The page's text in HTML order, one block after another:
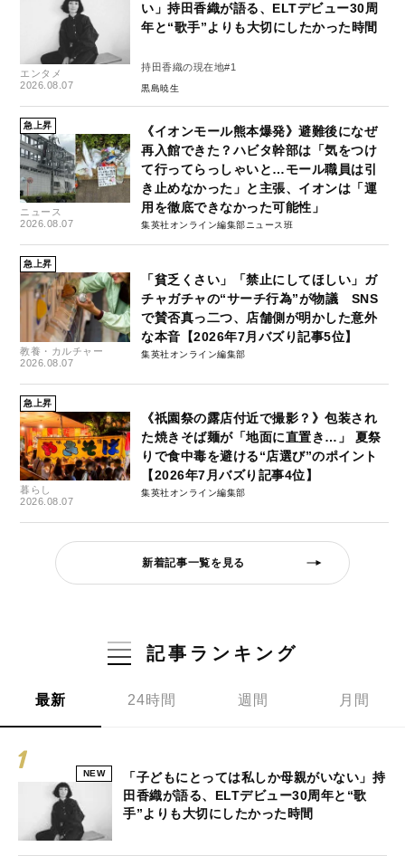
エンタメ
2026.08.07
い」持田香織が語る、ELTデビュー30周
年と“歌手”よりも大切にしたかった時間
持田香織の現在地#1
黒島暁生
急上昇
ニュース
2026.08.07
《イオンモール熊本爆発》避難後になぜ
再入館できた？ハビタ幹部は「気をつけ
て行ってらっしゃいと…モール職員は引
き止めなかった」と主張、イオンは「運
用を徹底できなかった可能性」
集英社オンライン編集部ニュース班
急上昇
教養・カルチャー
2026.08.07
「貧乏くさい」「禁止にしてほしい」ガ
チャガチャの“サーチ行為”が物議 SNS
で賛否真っ二つ、店舗側が明かした意外
な本音【2026年7月バズり記事5位】
集英社オンライン編集部
急上昇
暮らし
2026.08.07
《祇園祭の露店付近で撮影？》包装され
た焼きそば麺が「地面に直置き…」 夏祭
りで食中毒を避ける“店選び”のポイント
【2026年7月バズり記事4位】
集英社オンライン編集部
新着記事一覧を見る
記事ランキング
最新 24時間 週間 月間
NEW
「子どもにとっては私しか母親がいない」持
田香織が語る、ELTデビュー30周年と“歌
手”よりも大切にしたかった時間